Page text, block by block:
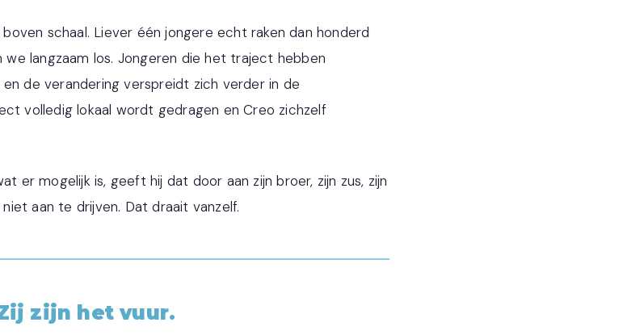
schaal. Liever één jongere echt raken dan honderd
we langzaam los. Jongeren die het traject hebben
de verandering verspreidt zich verder in de
volledig lokaal wordt gedragen en Creo zichzelf
er mogelijk is, geeft hij dat door aan zijn broer, zijn zus, zijn
aan te drijven. Dat draait vanzelf.
zijn het vuur.